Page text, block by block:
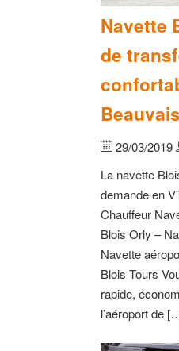
Navette
de
29/03/2019
La navette
demande en
Chauffeur
Blois Orly –
Navette
Blois Tours
rapide,
l’aéroport de